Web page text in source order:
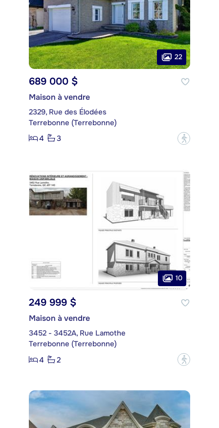
22
689 000 $
Maison à vendre
2329, Rue des Élodées
Terrebonne (Terrebonne)
4
3 ?
10
249 999 $
Maison à vendre
3452 - 3452A, Rue Lamothe
Terrebonne (Terrebonne)
4
2 ?